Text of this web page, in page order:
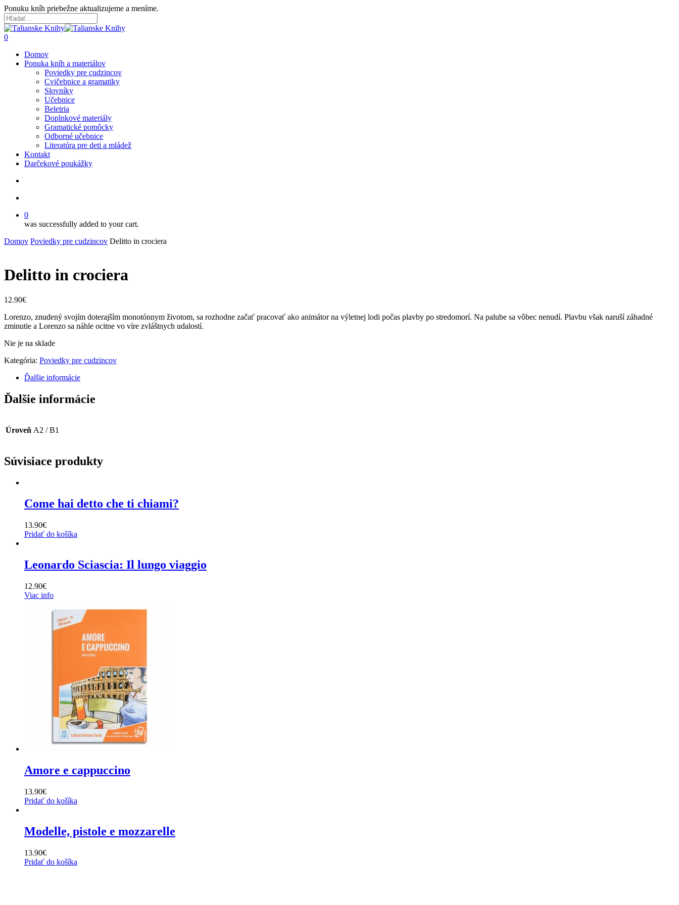
Skip
to
main
content
Ponuku kníh priebežne aktualizujeme a meníme.
Close
Search
search
account
0
Domov
Ponuka kníh a materiálov
Poviedky pre cudzincov
Cvičebnice a gramatiky
Slovníky
Učebnice
Beletria
Doplnkové materiály
Gramatické pomôcky
Odborné učebnice
Literatúra pre deti a mládež
Kontakt
Darčekové poukážky
0
was successfully added to your cart.
Domov Poviedky pre cudzincov Delitto in crociera
Delitto in crociera
12.90€
Lorenzo, znudený svojím doterajším monotónnym životom, sa rozhodne začať pracovať ako animátor na výletnej lodi počas plavby po stredomorí. Na palube sa vôbec nenudí. Plavbu však naruší záhadné
zminutie a Lorenzo sa náhle ocitne vo víre zvláštnych udalostí.
Nie je na sklade
Kategória: Poviedky pre cudzincov
Ďalšie informácie
Ďalšie informácie
Úroveň A2 / B1
Súvisiace produkty
Come hai detto che ti chiami?
13.90€
Pridať do košíka
Leonardo Sciascia: Il lungo viaggio
12.90€
Viac info
Amore e cappuccino
13.90€
Pridať do košíka
Modelle, pistole e mozzarelle
13.90€
Pridať do košíka